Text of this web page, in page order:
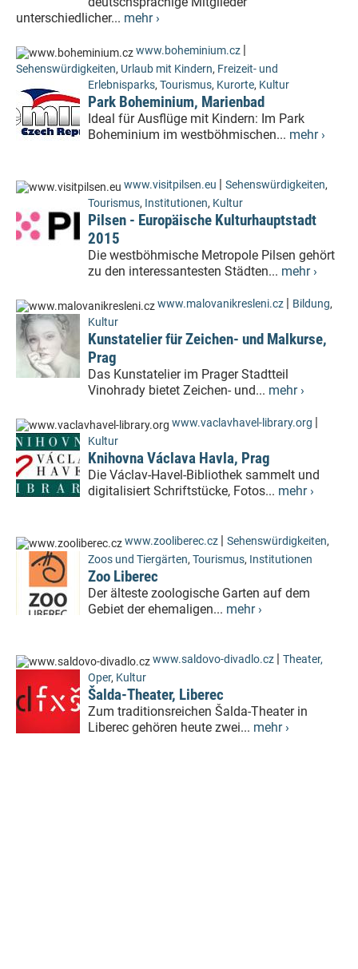
unterschiedlicher... mehr ›
www.boheminium.cz |
Sehenswürdigkeiten, Urlaub mit Kindern, Freizeit- und
Erlebnisparks, Tourismus, Kurorte, Kultur
Park Boheminium, Marienbad
Ideal für Ausflüge mit Kindern: Im Park
Boheminium im westböhmischen... mehr ›
www.visitpilsen.eu | Sehenswürdigkeiten,
Tourismus, Institutionen, Kultur
Pilsen - Europäische Kulturhauptstadt
2015
Die westböhmische Metropole Pilsen gehört
zu den interessantesten Städten... mehr ›
www.malovanikresleni.cz | Bildung,
Kultur
Kunstatelier für Zeichen- und Malkurse,
Prag
Das Kunstatelier im Prager Stadtteil
Vinohrady bietet Zeichen- und... mehr ›
www.vaclavhavel-library.org |
Kultur
Knihovna Václava Havla, Prag
Die Václav-Havel-Bibliothek sammelt und
digitalisiert Schriftstücke, Fotos... mehr ›
www.zooliberec.cz | Sehenswürdigkeiten,
Zoos und Tiergärten, Tourismus, Institutionen
Zoo Liberec
Der älteste zoologische Garten auf dem
Gebiet der ehemaligen... mehr ›
www.saldovo-divadlo.cz | Theater,
Oper, Kultur
Šalda-Theater, Liberec
Zum traditionsreichen Šalda-Theater in
Liberec gehören heute zwei... mehr ›